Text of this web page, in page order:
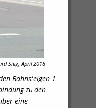
Bahnsteigen 1
zu den
eine
Sieg, April 2018